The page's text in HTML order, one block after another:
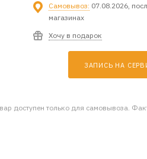
Самовывоз: 07.08.2026,
магазинах
Хочу в подарок
ЗАПИСЬ НА
доступен только для самовывоза.